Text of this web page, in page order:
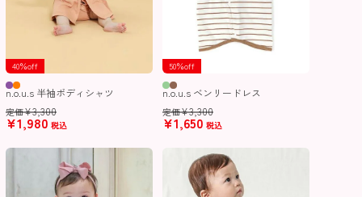
40％off
n.o.u.s 半袖ボディシャツ
定価¥3,300
¥1,980 税込
50％off
n.o.u.s ベンリードレス
定価¥3,300
¥1,650 税込